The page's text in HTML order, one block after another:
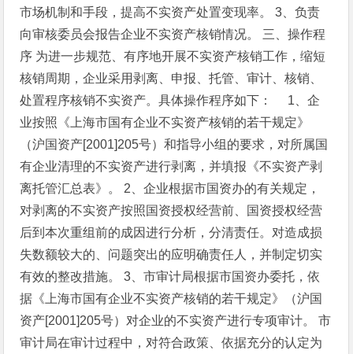
市场机制和手段，提高不实资产处置变现率。
3、负责
向审核委员会报告企业不实资产核销情况。
三、操作程
序 为进一步规范、有序地开展不实资产核销工作，缩短
核销周期，企业采用剥离、申报、托管、审计、核销、
处置程序核销不实资产。具体操作程序如下：
1、企
业按照《上海市国有企业不实资产核销的若干规定》
（沪国资产[2001]205号）和指导小组的要求，对所属国
有企业清理的不实资产进行剥离，并填报《不实资产剥
离托管汇总表》。
2、企业根据市国资办的有关规定，
对剥离的不实资产按照国资授权经营前、国资授权经营
后到本次重组前的成因进行分析，分清责任。对造成损
失数额较大的、问题突出的应明确责任人，并制定切实
有效的整改措施。
3、市审计局根据市国资办委托，依
据《上海市国有企业不实资产核销的若干规定》（沪国
资产[2001]205号）对企业的不实资产进行专项审计。
市
审计局在审计过程中，对符合政策、依据充分的认定为